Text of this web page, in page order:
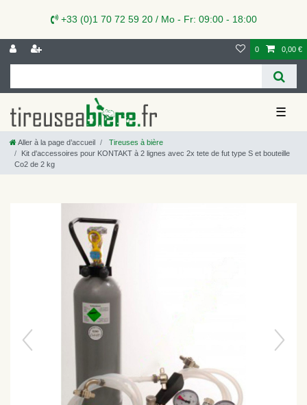
+33 (0)1 70 72 59 20 / Mo - Fr: 09:00 - 18:00
0 0,00 €
☰
Aller à la page d’accueil
Tireuses à bière
Kit d'accessoires pour KONTAKT à 2 lignes avec 2x tete de fut type S et bouteille
Co2 de 2 kg